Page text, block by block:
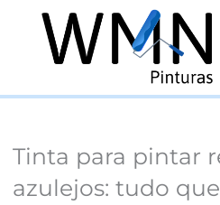
conteúdo
Tinta para pintar
azulejos: tudo